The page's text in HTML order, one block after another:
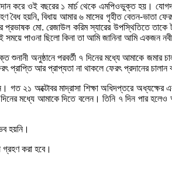
করে ওই বছরের ১ মার্চ থেকে এমপিওভুক্ত হয়।
হয়নি, বিধায় আমার ৬ মাসের গৃহীত বেতন-ভাতা
মো. রেজাউল করিম স্যারের উপস্থিতিতে তাকে
পাওনা ছিলো কিনা তা আমি জানিনা আমি একজন নবীন
অনুষ্ঠানে পরবর্তী ৭ দিনের মধ্যে আমাকে
আর প্রাপ্যতা না থাকলে ফেরৎ প্রদানের
২১ অক্টোবর মাদ্রাসা শিক্ষা অধিদপ্তরে অধ্যক্ষের
মধ্যে আমাকে দিতে বলেন। তিনি ৭ দিন পার
হয়নি।
গ্রহণ করা হবে।